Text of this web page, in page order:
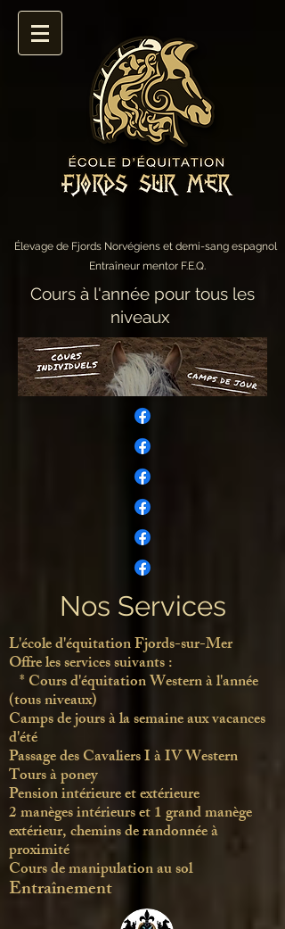
Élevage de Fjords Norvégiens et demi-sang espagnol
Entraîneur mentor F.E.Q.
Cours à l'année pour tous les
niveaux
Nos Services
L'école d'équitation Fjords-sur-Mer​
Offre les services suivants :
​ * Coursd'équitation Western à l'année
(tous niveaux)
Camps de jours à la semaine aux vacances
d'été
Passage des Cavaliers I à IV Western
Tours à poney
Pension intérieure et extérieure
2 manèges intérieurs et 1 grand manège
extérieur, chemins de randonnée à
proximité
Cours de manipulation au sol
Entraînement